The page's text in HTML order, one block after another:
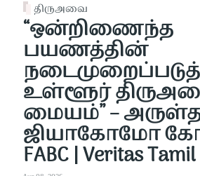
திருஅவை
“ஒன்றிணைந்த
பயணத்தின்
உள்ளூர்
மையம்” –
ஜியாகோமோ
FABC | Veritas Tamil